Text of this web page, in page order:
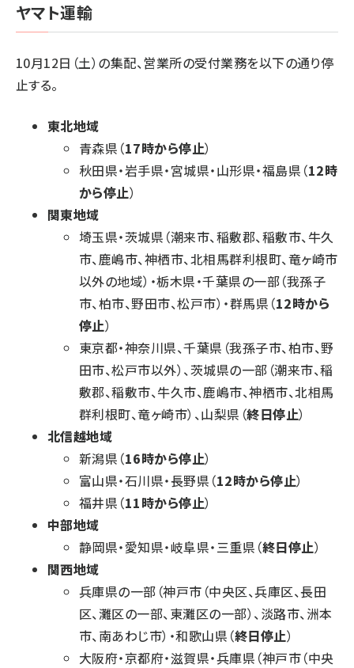
ヤマト運輸
10月12日（土）の集配、営業所の受付業務を以下の通り停
止する。
東北地域
青森県（17時から停止）
秋田県・岩手県・宮城県・山形県・福島県（12時
から停止）
関東地域
埼玉県・茨城県（潮来市、稲敷郡、稲敷市、牛久
市、鹿嶋市、神栖市、北相馬群利根町、竜ヶ崎市
以外の地域）・栃木県・千葉県の一部（我孫子
市、柏市、野田市、松戸市）・群馬県（12時から
停止）
東京都・神奈川県、千葉県（我孫子市、柏市、野
田市、松戸市以外）、茨城県の一部（潮来市、稲
敷郡、稲敷市、牛久市、鹿嶋市、神栖市、北相馬
群利根町、竜ヶ崎市）、山梨県（終日停止）
北信越地域
新潟県（16時から停止）
富山県・石川県・長野県（12時から停止）
福井県（11時から停止）
中部地域
静岡県・愛知県・岐阜県・三重県（終日停止）
関西地域
兵庫県の一部（神戸市（中央区、兵庫区、長田
区、灘区の一部、東灘区の一部）、淡路市、洲本
市、南あわじ市）・和歌山県（終日停止）
大阪府・京都府・滋賀県・兵庫県（神戸市（中央